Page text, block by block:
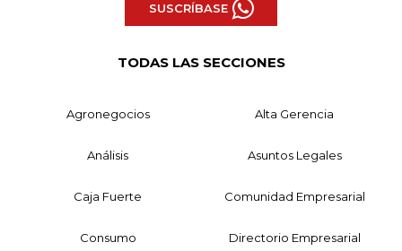
SUSCRÍBASE
TODAS LAS SECCIONES
Agronegocios Alta Gerencia
Análisis Asuntos Legales
Caja Fuerte Comunidad Empresarial
Consumo Directorio Empresarial